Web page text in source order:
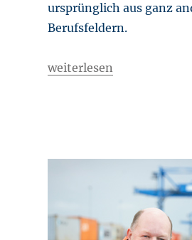
ursprünglich aus ganz
Berufsfeldern.
„Überblick an Land“
weiterlesen